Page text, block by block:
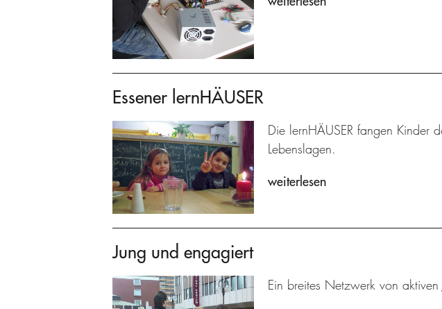
Essener lernHÄUSER
Die lernHÄUSER fangen Kinder
Lebenslagen.
weiterlesen
Jung und engagiert
Ein breites Netzwerk von